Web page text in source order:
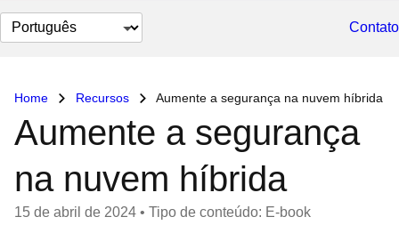
Selecionar
idioma
Contato
Home Recursos Aumente a segurança na nuvem híbrida
Aumente a segurança
na nuvem híbrida
15 de abril de 2024 • Tipo de conteúdo: E-book